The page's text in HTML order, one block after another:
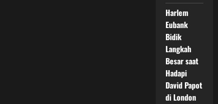
Harlem
Eubank
Bidik
Langkah
Besar saat
Hadapi
David Papot
di London